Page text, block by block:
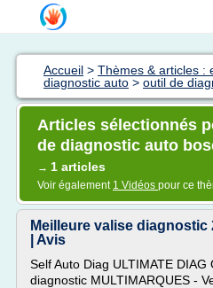
Accueil > Thèmes & articles :
diagnostic auto > outil de
Articles sélectionnés
de diagnostic auto
→ 1 articles
Voir également 1 Vidéos pour ce
Meilleure valise diagnostic
| Avis
Self Auto Diag ULTIMATE
diagnostic MULTIMARQUES -